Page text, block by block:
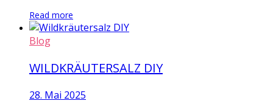
Read more
Blog
WILDKRÄUTERSALZ DIY
28. Mai 2025